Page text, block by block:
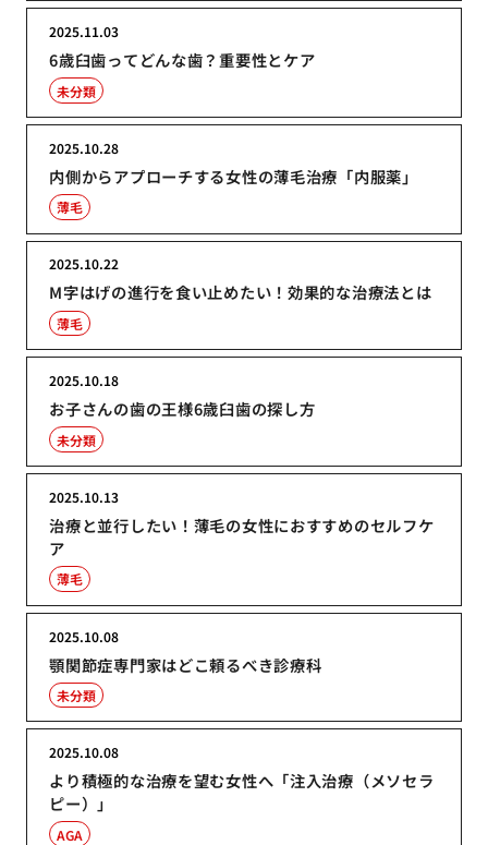
6歳臼歯ってどんな歯？重要性とケア
2025.11.03
未分類
内側からアプローチする女性の薄毛治療「内服薬」
2025.10.28
薄毛
M字はげの進行を食い止めたい！効果的な治療法とは
2025.10.22
薄毛
お子さんの歯の王様6歳臼歯の探し方
2025.10.18
未分類
治療と並行したい！薄毛の女性におすすめのセルフケ
ア
2025.10.13
薄毛
顎関節症専門家はどこ頼るべき診療科
2025.10.08
未分類
より積極的な治療を望む女性へ「注入治療（メソセラ
ピー）」
2025.10.08
AGA